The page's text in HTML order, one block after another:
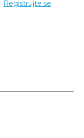
Registrujte se